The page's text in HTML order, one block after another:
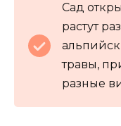
Сад
растут
травы,
разные